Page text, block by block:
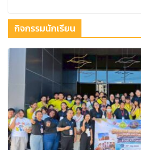
กิจกรรมนักเรียน